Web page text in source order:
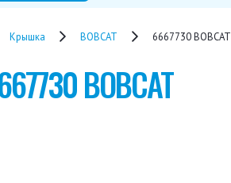
Крышка BOBCAT 6667730 BOBCAT
BOBCAT